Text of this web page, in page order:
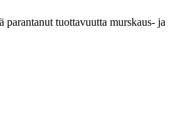
tuottavuutta murskaus- ja